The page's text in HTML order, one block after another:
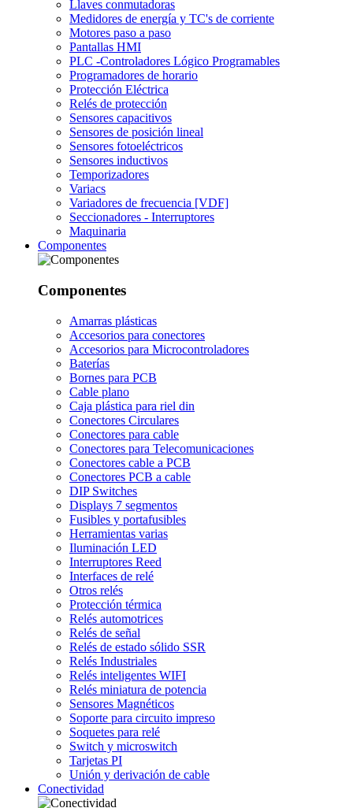
Llaves conmutadoras
Medidores de energía y TC's de corriente
Motores paso a paso
Pantallas HMI
PLC -Controladores Lógico Programables
Programadores de horario
Protección Eléctrica
Relés de protección
Sensores capacitivos
Sensores de posición lineal
Sensores fotoeléctricos
Sensores inductivos
Temporizadores
Variacs
Variadores de frecuencia [VDF]
Seccionadores - Interruptores
Maquinaria
Componentes
Componentes
Amarras plásticas
Accesorios para conectores
Accesorios para Microcontroladores
Baterías
Bornes para PCB
Cable plano
Caja plástica para riel din
Conectores Circulares
Conectores para cable
Conectores para Telecomunicaciones
Conectores cable a PCB
Conectores PCB a cable
DIP Switches
Displays 7 segmentos
Fusibles y portafusibles
Herramientas varias
Iluminación LED
Interruptores Reed
Interfaces de relé
Otros relés
Protección térmica
Relés automotrices
Relés de señal
Relés de estado sólido SSR
Relés Industriales
Relés inteligentes WIFI
Relés miniatura de potencia
Sensores Magnéticos
Soporte para circuito impreso
Soquetes para relé
Switch y microswitch
Tarjetas PI
Unión y derivación de cable
Conectividad